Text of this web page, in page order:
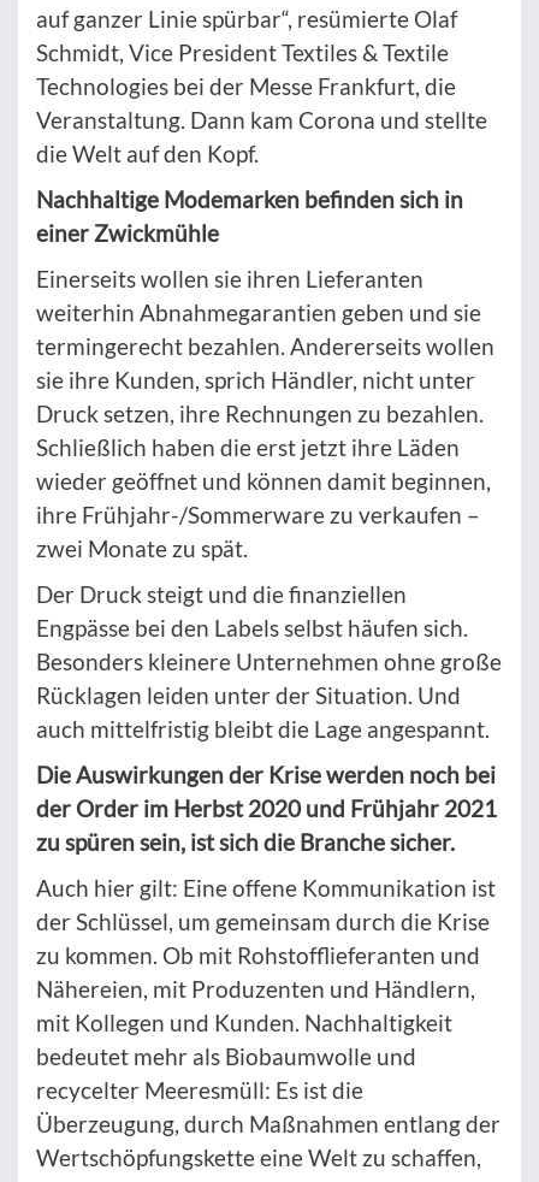
auf ganzer Linie spürbar“, resümierte Olaf
Schmidt, Vice President Textiles & Textile
Technologies bei der Messe Frankfurt, die
Veranstaltung. Dann kam Corona und stellte
die Welt auf den Kopf.
Nachhaltige Modemarken befinden sich in
einer Zwickmühle
Einerseits wollen sie ihren Lieferanten
weiterhin Abnahmegarantien geben und sie
termingerecht bezahlen. Andererseits wollen
sie ihre Kunden, sprich Händler, nicht unter
Druck setzen, ihre Rechnungen zu bezahlen.
Schließlich haben die erst jetzt ihre Läden
wieder geöffnet und können damit beginnen,
ihre Frühjahr-/Sommerware zu verkaufen –
zwei Monate zu spät.
Der Druck steigt und die finanziellen
Engpässe bei den Labels selbst häufen sich.
Besonders kleinere Unternehmen ohne große
Rücklagen leiden unter der Situation. Und
auch mittelfristig bleibt die Lage angespannt.
Die Auswirkungen der Krise werden noch bei
der Order im Herbst 2020 und Frühjahr 2021
zu spüren sein, ist sich die Branche sicher.
Auch hier gilt: Eine offene Kommunikation ist
der Schlüssel, um gemeinsam durch die Krise
zu kommen. Ob mit Rohstofflieferanten und
Nähereien, mit Produzenten und Händlern,
mit Kollegen und Kunden. Nachhaltigkeit
bedeutet mehr als Biobaumwolle und
recycelter Meeresmüll: Es ist die
Überzeugung, durch Maßnahmen entlang der
Wertschöpfungskette eine Welt zu schaffen,